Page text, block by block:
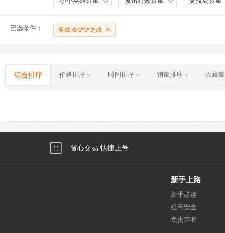
已选条件： 游戏:金铲铲之战
综合排序 价格排序 时间排序 销量排序 收藏
省心交易 快捷上号
新手上路
新手必读
租号安全
免责声明